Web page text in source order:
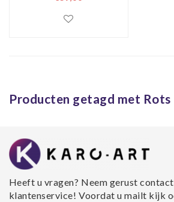
Producten getagd met Rots
Heeft u vragen? Neem gerust
klantenservice! Voordat u mailt kijk